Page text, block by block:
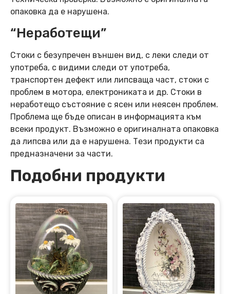
опаковка да е нарушена.
“Неработещи”
Стоки с безупречен външен вид, с леки следи от
употреба, с видими следи от употреба,
транспортен дефект или липсваща част, стоки с
проблем в мотора, електрониката и др. Стоки в
неработещо състояние с ясен или неясен проблем.
Проблема ще бъде описан в информацията към
всеки продукт. Възможно е оригиналната опаковка
да липсва или да е нарушена. Тези продукти са
предназначени за части.
Подобни продукти